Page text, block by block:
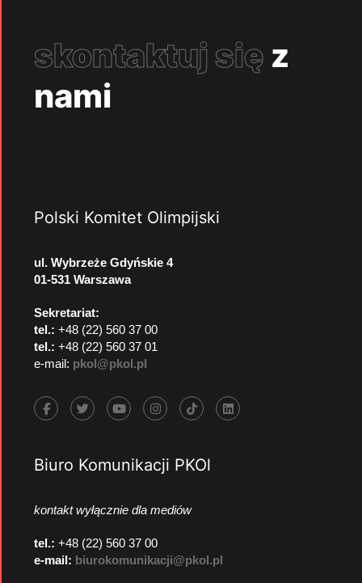
skontaktuj się z
nami
Polski Komitet Olimpijski
ul. Wybrzeże Gdyńskie 4
01-531 Warszawa
Sekretariat:
tel.: +48 (22) 560 37 00
tel.: +48 (22) 560 37 01
e-mail: pkol@pkol.pl
Biuro Komunikacji PKOl
kontakt wyłącznie dla mediów
tel.: +48 (22) 560 37 00
e-mail: biurokomunikacji@pkol.pl